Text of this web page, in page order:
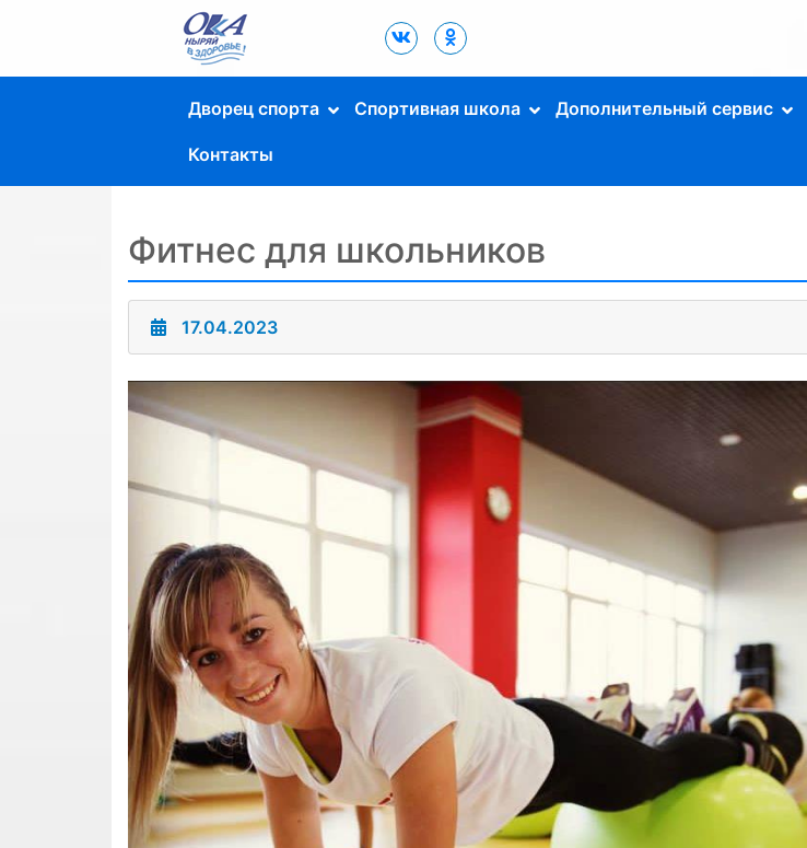
Дворец Спорта
"Ока" г. Пущино
Дворец спорта Спортивная школа Дополнительный сервис
Контакты
Фитнес для школьников
17.04.2023